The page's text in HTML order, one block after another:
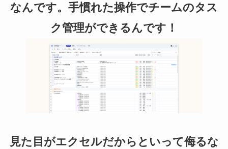
なんです。手慣れた操作でチームのタス
ク管理ができるんです！
見た目がエクセルだからといって侮るな